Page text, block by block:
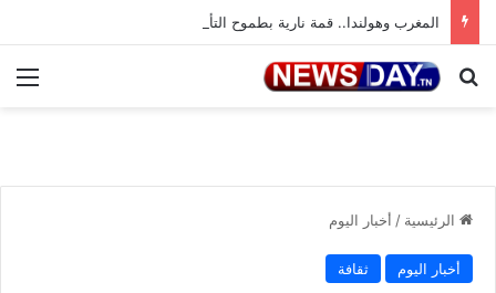
المغرب وهولندا.. قمة نارية بطموح التأهل إلى ثمن النهائي
بحث عن
الرئيسية / أخبار اليوم
أخبار اليوم ثقافة